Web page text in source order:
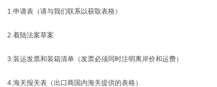
1.申请表（请与我们联系以获取表格）
2.着陆法案草案
3.装运发票和装箱清单（发票必须同时注明离岸价和运费）
4.海关报关表（出口商国内海关提供的表格）